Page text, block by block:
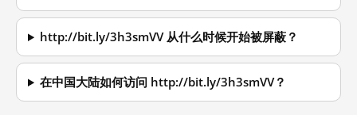
http://bit.ly/3h3smVV 从什么时候开始被屏蔽？
在中国大陆如何访问 http://bit.ly/3h3smVV？